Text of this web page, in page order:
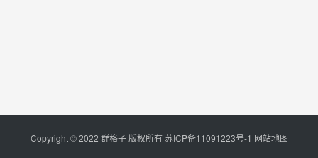
Copyright © 2022 群格子 版权所有苏ICP备11091223号-1 网站地图